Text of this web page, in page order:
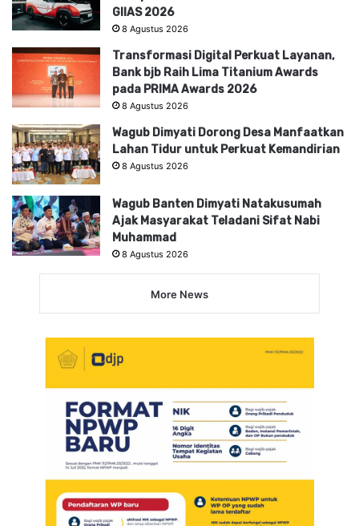
GIIAS 2026
8 Agustus 2026
Transformasi Digital Perkuat Layanan,
Bank bjb Raih Lima Titanium Awards
pada PRIMA Awards 2026
8 Agustus 2026
Wagub Dimyati Dorong Desa Manfaatkan
Lahan Tidur untuk Perkuat Kemandirian
8 Agustus 2026
Wagub Banten Dimyati Natakusumah
Ajak Masyarakat Teladani Sifat Nabi
Muhammad
8 Agustus 2026
More News